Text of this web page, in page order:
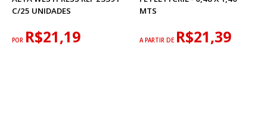
C/25 UNIDADES
POR R$21,19
MTS
A PARTIR DE R$21,39